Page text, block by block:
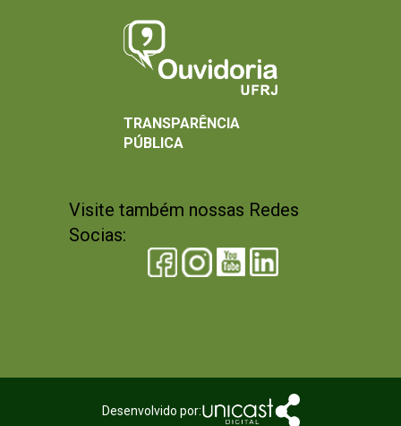
Visite também nossas Redes
Socias:
TRANSPARÊNCIA
PÚBLICA
Desenvolvido por: